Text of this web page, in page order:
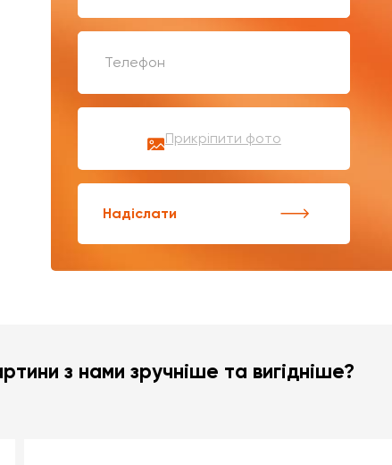
Прикріпити фото
Надіслати
з нами зручніше та вигідніше?